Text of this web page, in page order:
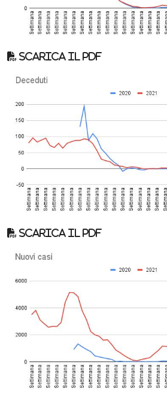
Scarica il pdf
Scarica il pdf